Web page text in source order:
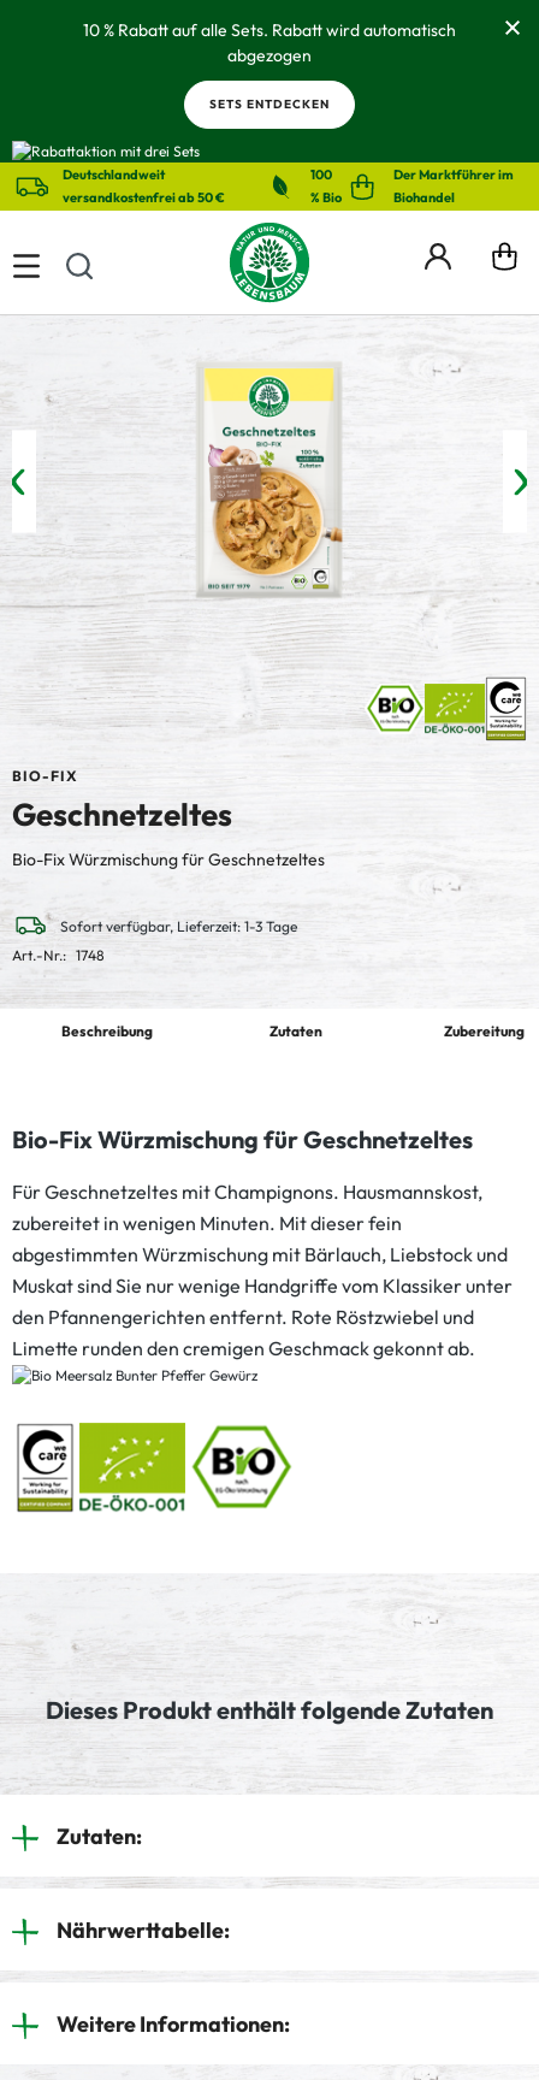
springen10 % Rabatt auf alle Sets. Rabatt wird automatisch
abgezogen
SETS ENTDECKEN
Deutschlandweit
versandkostenfrei ab 50 €
100
% Bio
Der Marktführer im
Biohandel
BIO-FIX
Geschnetzeltes
Bio-Fix Würzmischung für Geschnetzeltes
Sofort verfügbar, Lieferzeit: 1-3 Tage
Art.-Nr.: 1748
Beschreibung Zutaten Zubereitung
Bio-Fix Würzmischung für Geschnetzeltes
Für Geschnetzeltes mit Champignons. Hausmannskost,
zubereitet in wenigen Minuten. Mit dieser fein
abgestimmten Würzmischung mit Bärlauch, Liebstock und
Muskat sind Sie nur wenige Handgriffe vom Klassiker unter
den Pfannengerichten entfernt. Rote Röstzwiebel und
Limette runden den cremigen Geschmack gekonnt ab.
Dieses Produkt enthält folgende Zutaten
Zutaten:
Nährwerttabelle:
Weitere Informationen: